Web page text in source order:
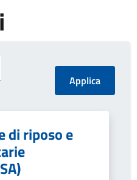
di riposo e